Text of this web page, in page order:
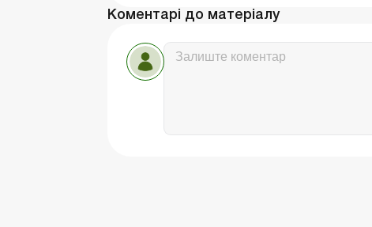
Коментарі до матеріалу